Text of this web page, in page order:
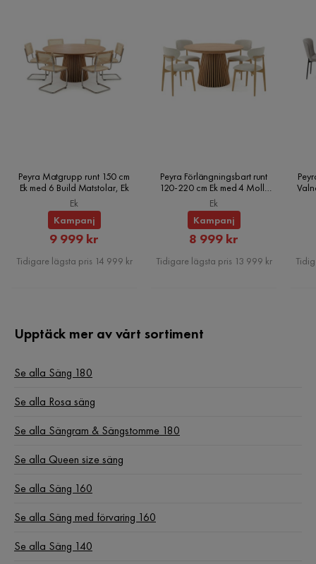
Färgnamn
Montering krävs
Madrass Ingår ej
Sänggavel Med sänggavel
Peyra Matgrupp runt 150 cm
Ek med 6 Build Matstolar, Ek
Ek
Kampanj
Rabatterat
Pris
9 999 kr
Tidigare lägsta pris 14 999 kr
Peyra Förlängningsbart runt
120-220 cm Ek med 4 Molly
Matstolar, Ek
Ek
Kampanj
Rabatterat
Pris
8 999 kr
Tidigare lägsta pris 13 999 kr
Upptäck mer av vårt sortiment
Se alla Säng 180
Se alla Rosa säng
Se alla Sängram & Sängstomme 180
Se alla Queen size säng
Se alla Säng 160
Se alla Säng med förvaring 160
Se alla Säng 140